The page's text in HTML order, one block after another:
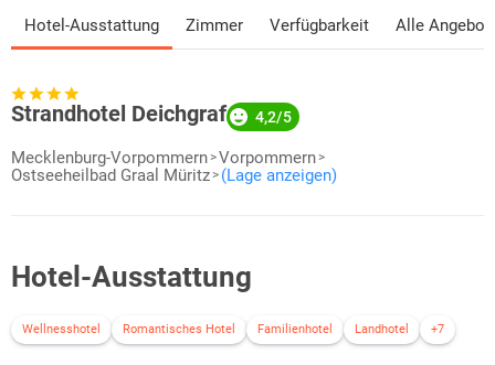
Hotel-Ausstattung Zimmer Verfügbarkeit Alle
Strandhotel Deichgraf 4,2/5
Mecklenburg-Vorpommern Vorpommern
Ostseeheilbad Graal Müritz
(Lage anzeigen)
Hotel-Ausstattung
Wellnesshotel Romantisches Hotel Familienhotel Landhotel +7